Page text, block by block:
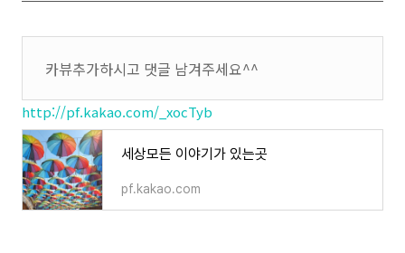
카뷰추가하시고 댓글 남겨주세요^^
http://pf.kakao.com/_xocTyb
세상모든 이야기가 있는곳
pf.kakao.com